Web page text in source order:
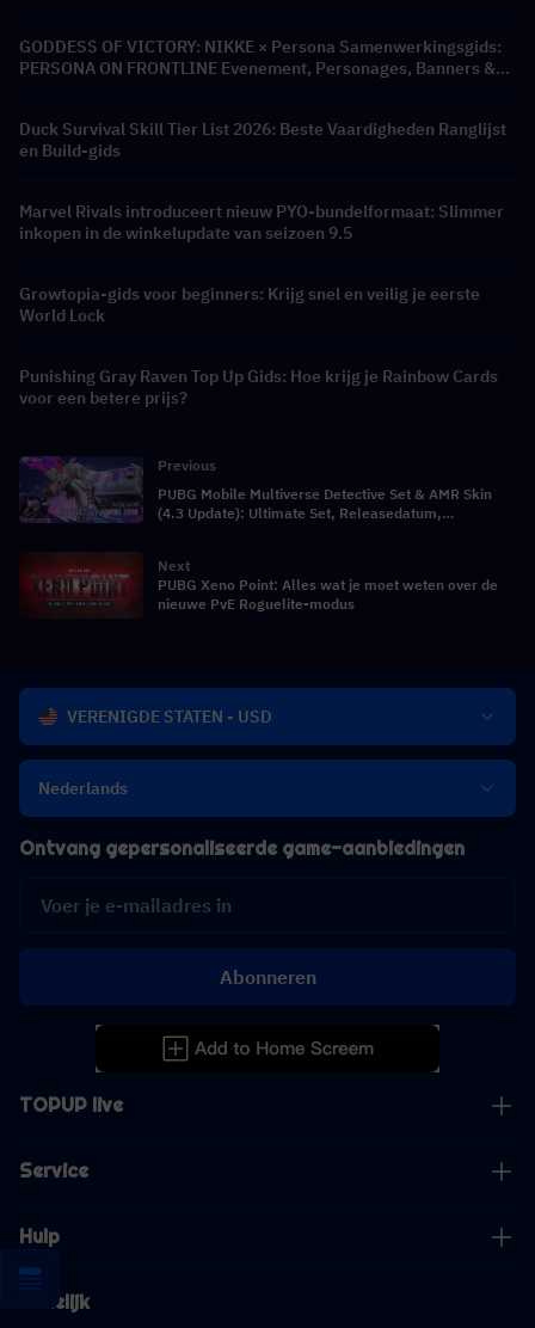
GODDESS OF VICTORY: NIKKE × Persona Samenwerkingsgids:
PERSONA ON FRONTLINE Evenement, Personages, Banners &
Duck Survival Skill Tier List 2026: Beste Vaardigheden Ranglijst
en Build-gids
Marvel Rivals introduceert nieuw PYO-bundelformaat: Slimmer
inkopen in de winkelupdate van seizoen 9.5
Growtopia-gids voor beginners: Krijg snel en veilig je eerste
World Lock
Punishing Gray Raven Top Up Gids: Hoe krijg je Rainbow Cards
voor een betere prijs?
Previous
PUBG Mobile Multiverse Detective Set & AMR Skin
(4.3 Update): Ultimate Set, Releasedatum,
Next
PUBG Xeno Point: Alles wat je moet weten over de
nieuwe PvE Roguelite-modus
VERENIGDE STATEN - USD
Nederlands
TOPUP live
Service
Hulp
Zakelijk
Ontvang gepersonaliseerde game-aanbiedingen
Abonneren